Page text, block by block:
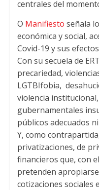
centrales del
O Manifiesto señala
económica y social,
Covid-19 y sus
Con su secuela de
precariedad,
LGTBIfobia,
violencia institucional,
gubernamentales
públicos adecuados
Y, como contrapartida
privatizaciones, de
financieros que, con
pretenden
cotizaciones sociales